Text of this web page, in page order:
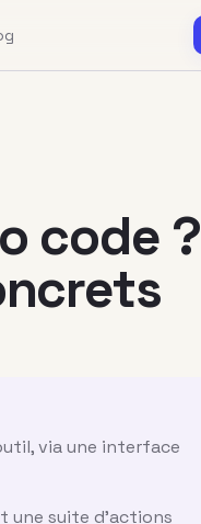
code ?
via une interface
une suite d'actions